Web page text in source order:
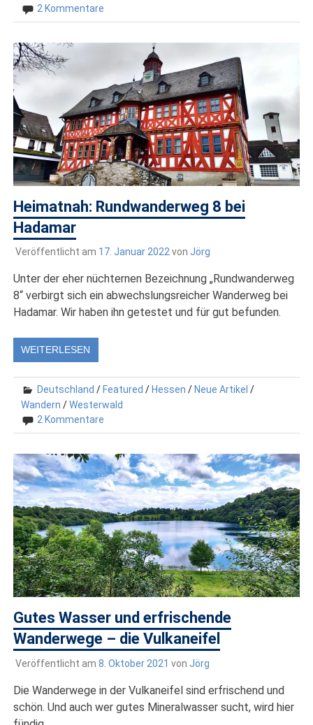
2 Kommentare
Heimatnah: Rundwanderweg 8 bei
Hadamar
Veröffentlicht am 17. Januar 2022von Jörg
Unter der eher nüchternen Bezeichnung „Rundwanderweg
8“ verbirgt sich ein abwechslungsreicher Wanderweg bei
Hadamar. Wir haben ihn getestet und für gut befunden.
WEITERLESEN
Deutschland / Featured / Hessen / Neue Artikel /
Wandern /Westerwald
2 Kommentare
Gutes Wasser und erfrischende
Wanderwege – die Vulkaneifel
Veröffentlicht am 8. Oktober 2021 von Jörg
Die Wanderwege in der Vulkaneifel sind erfrischend und
schön. Und auch wer gutes Mineralwasser sucht, wird hier